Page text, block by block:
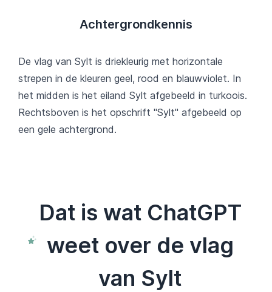
Achtergrondkennis
De vlag van Sylt is driekleurig met horizontale
strepen in de kleuren geel, rood en blauwviolet. In
het midden is het eiland Sylt afgebeeld in turkoois.
Rechtsboven is het opschrift "Sylt" afgebeeld op
een gele achtergrond.
Dat is wat ChatGPT
weet over de vlag
van Sylt